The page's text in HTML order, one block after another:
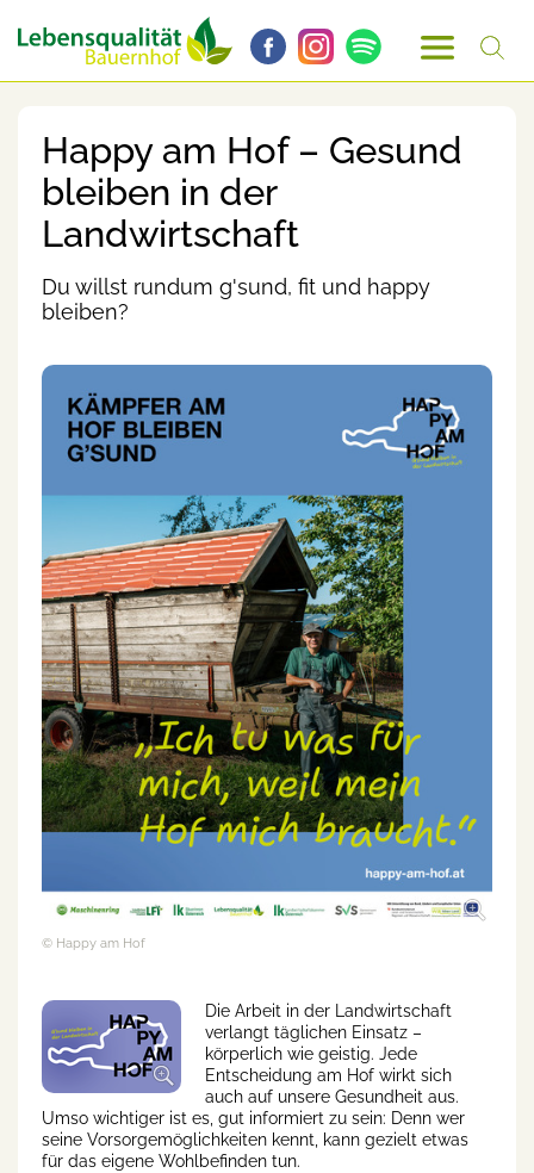
Happy am Hof – Gesund
bleiben in der
Landwirtschaft
Du willst rundum g'sund, fit und happy
bleiben?
© Happy am Hof
Die Arbeit in der Landwirtschaft
verlangt täglichen Einsatz –
körperlich wie geistig. Jede
Entscheidung am Hof wirkt sich
auch auf unsere Gesundheit aus.
Umso wichtiger ist es, gut informiert zu sein: Denn wer
seine Vorsorgemöglichkeiten kennt, kann gezielt etwas
für das eigene Wohlbefinden tun.